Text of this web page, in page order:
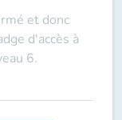
et donc
d'accès à
6.